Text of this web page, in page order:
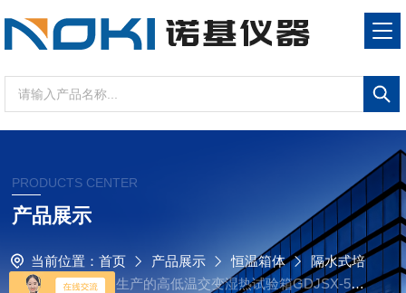
PRODUCTS CENTER
产品展示
当前位置： 首页 产品展示 恒温箱体
隔水式培
养箱
诺基仪器生产的高低温交变湿热试验箱GDJSX-50A